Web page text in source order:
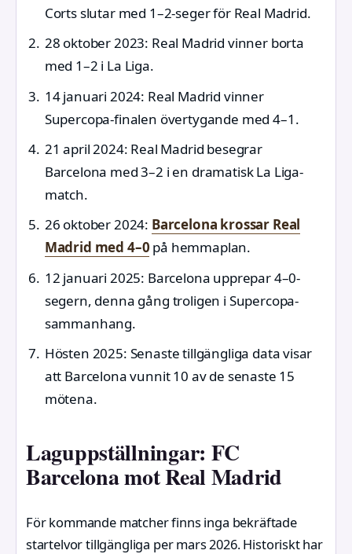
Corts slutar med 1–2-seger för Real Madrid.
28 oktober 2023: Real Madrid vinner borta
med 1–2 i La Liga.
14 januari 2024: Real Madrid vinner
Supercopa-finalen övertygande med 4–1.
21 april 2024: Real Madrid besegrar
Barcelona med 3–2 i en dramatisk La Liga-
match.
26 oktober 2024: Barcelona krossar Real
Madrid med 4–0 på hemmaplan.
12 januari 2025: Barcelona upprepar 4–0-
segern, denna gång troligen i Supercopa-
sammanhang.
Hösten 2025: Senaste tillgängliga data visar
att Barcelona vunnit 10 av de senaste 15
mötena.
Laguppställningar: FC
Barcelona mot Real Madrid
För kommande matcher finns inga bekräftade
startelvor tillgängliga per mars 2026. Historiskt har